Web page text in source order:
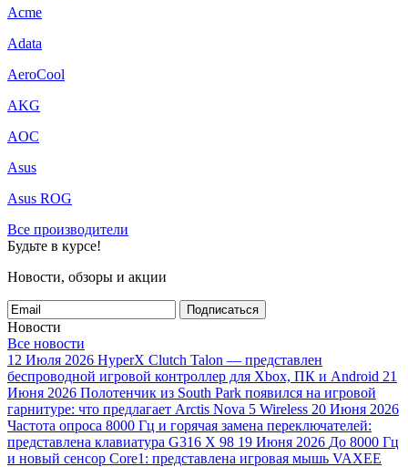
Acme
Adata
AeroCool
AKG
AOC
Asus
Asus ROG
Все производители
Будьте в курсе!
Новости, обзоры и акции
Подписаться
Новости
Все новости
12 Июля 2026 HyperX Clutch Talon — представлен
беспроводной игровой контроллер для Xbox, ПК и Android 21
Июня 2026 Полотенчик из South Park появился на игровой
гарнитуре: что предлагает Arctis Nova 5 Wireless 20 Июня 2026
Частота опроса 8000 Гц и горячая замена переключателей:
представлена клавиатура G316 X 98 19 Июня 2026 До 8000 Гц
и новый сенсор Core1: представлена игровая мышь VAXEE